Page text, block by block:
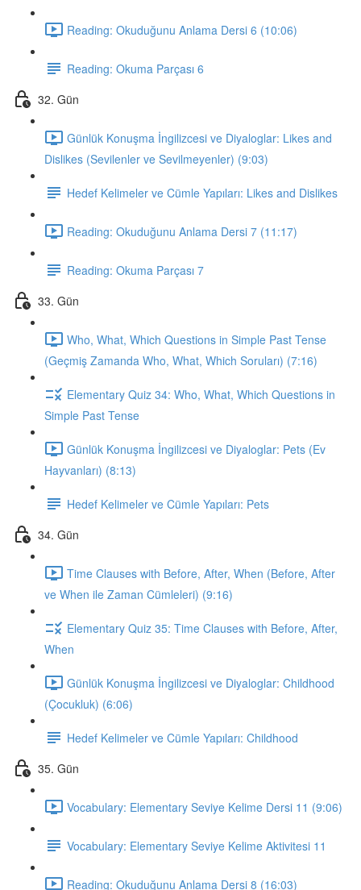
Reading: Okuduğunu Anlama Dersi 6 (10:06)
Reading: Okuma Parçası 6
32. Gün
Günlük Konuşma İngilizcesi ve Diyaloglar: Likes and
Dislikes (Sevilenler ve Sevilmeyenler) (9:03)
Hedef Kelimeler ve Cümle Yapıları: Likes and Dislikes
Reading: Okuduğunu Anlama Dersi 7 (11:17)
Reading: Okuma Parçası 7
33. Gün
Who, What, Which Questions in Simple Past Tense
(Geçmiş Zamanda Who, What, Which Soruları) (7:16)
Elementary Quiz 34: Who, What, Which Questions in
Simple Past Tense
Günlük Konuşma İngilizcesi ve Diyaloglar: Pets (Ev
Hayvanları) (8:13)
Hedef Kelimeler ve Cümle Yapıları: Pets
34. Gün
Time Clauses with Before, After, When (Before, After
ve When ile Zaman Cümleleri) (9:16)
Elementary Quiz 35: Time Clauses with Before, After,
When
Günlük Konuşma İngilizcesi ve Diyaloglar: Childhood
(Çocukluk) (6:06)
Hedef Kelimeler ve Cümle Yapıları: Childhood
35. Gün
Vocabulary: Elementary Seviye Kelime Dersi 11 (9:06)
Vocabulary: Elementary Seviye Kelime Aktivitesi 11
Reading: Okuduğunu Anlama Dersi 8 (16:03)